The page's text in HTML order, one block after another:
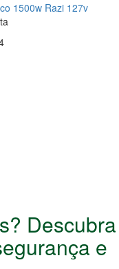
1500w Razi 127v
Descubra
e